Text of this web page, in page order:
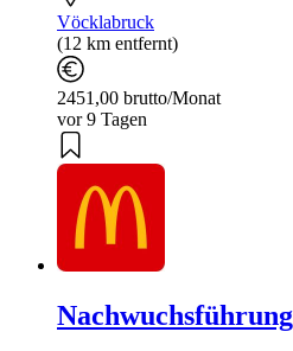
Vöcklabruck
(12 km entfernt)
2451,00 brutto/Monat
vor 9 Tagen